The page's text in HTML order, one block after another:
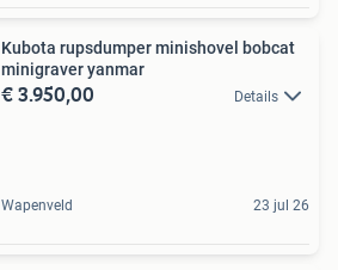
Kubota rupsdumper minishovel bobcat
minigraver yanmar
€ 3.950,00 Details
Wapenveld 23 jul 26